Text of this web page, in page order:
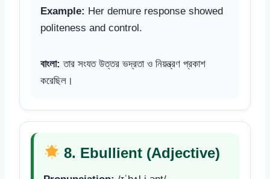
Example: Her demure response showed
politeness and control.
বাংলা: তার সংযত উত্তর ভদ্রতা ও নিয়ন্ত্রণ প্রকাশ
করেছিল।
8. Ebullient (Adjective)